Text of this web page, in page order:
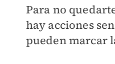
Para no
hay acciones
pueden marcar